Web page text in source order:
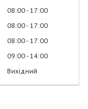
08:00 17:00
08:00 17:00
08:00 17:00
09:00 14:00
Вихідний